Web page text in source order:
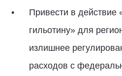
Привести в действие
гильотину» для
излишнее
расходов с